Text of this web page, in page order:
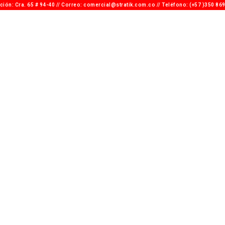
Cra. 65 # 94-40 // Correo: comercial@stratik.com.co​​ // Teléfono: (+57 )350